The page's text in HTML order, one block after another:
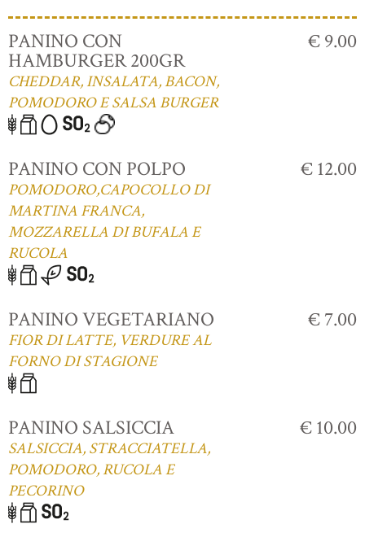
PANINO CON
HAMBURGER 200GR
CHEDDAR, INSALATA, BACON,
POMODORO E SALSA BURGER
€ 9.00
PANINO CON POLPO
POMODORO,CAPOCOLLO DI
MARTINA FRANCA,
MOZZARELLA DI BUFALA E
RUCOLA
€ 12.00
PANINO VEGETARIANO
FIOR DI LATTE, VERDURE AL
FORNO DI STAGIONE
€ 7.00
PANINO SALSICCIA
SALSICCIA, STRACCIATELLA,
POMODORO, RUCOLA E
PECORINO
€ 10.00